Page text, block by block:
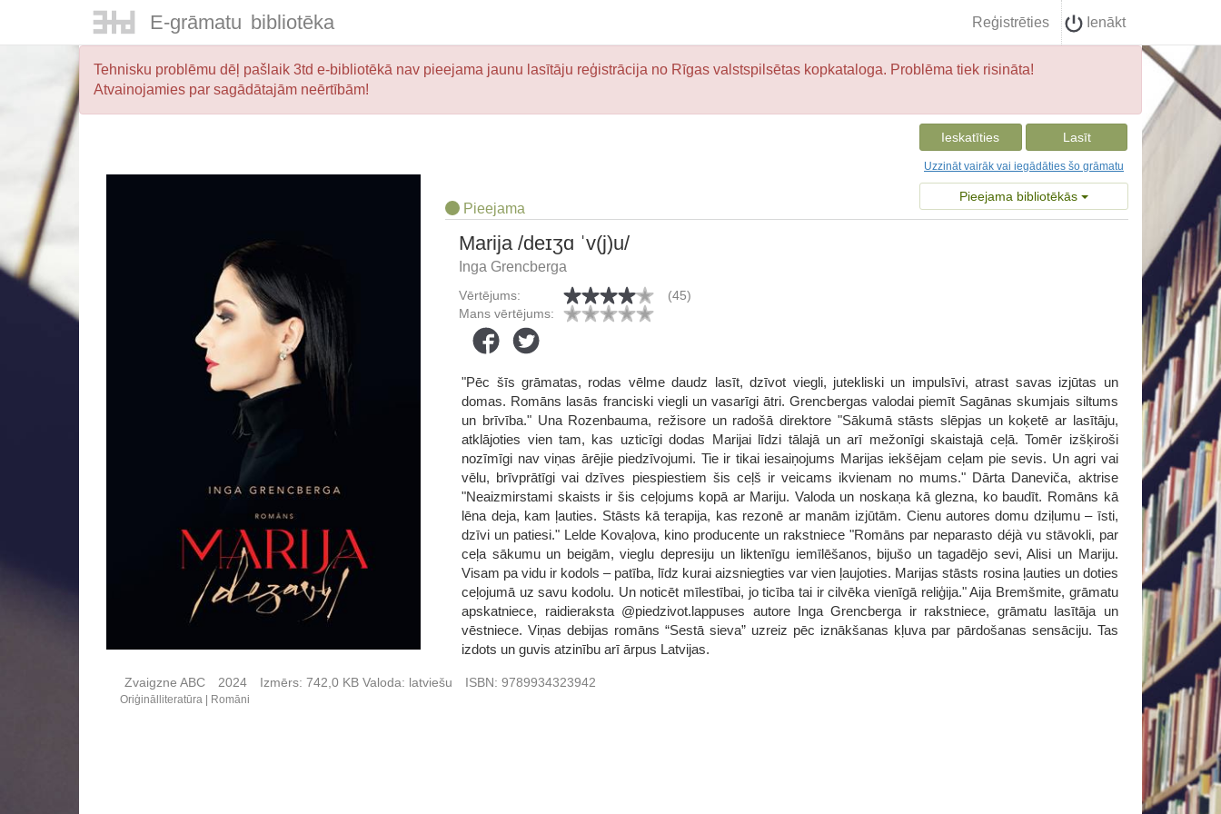
E-grāmatu bibliotēka Reģistrēties Ienākt
Tehnisku problēmu dēļ pašlaik 3td e-bibliotēkā nav pieejama jaunu lasītāju reģistrācija no Rīgas valstspilsētas kopkataloga. Problēma tiek risināta!
Atvainojamies par sagādātajām neērtībām!
Ieskatīties Lasīt
Uzzināt vairāk vai iegādāties šo grāmatu
Pieejama bibliotēkās
Pieejama
Marija /deɪʒɑ ˈv(j)u/
Inga Grencberga
Vērtējums:
(45)
Mans vērtējums:
"Pēc šīs grāmatas, rodas vēlme daudz lasīt, dzīvot viegli, jutekliski un impulsīvi, atrast savas izjūtas un
domas. Romāns lasās franciski viegli un vasarīgi ātri. Grencbergas valodai piemīt Sagānas skumjais siltums
un brīvība." Una Rozenbauma, režisore un radošā direktore "Sākumā stāsts slēpjas un koķetē ar lasītāju,
atklājoties vien tam, kas uzticīgi dodas Marijai līdzi tālajā un arī mežonīgi skaistajā ceļā. Tomēr izšķiroši
nozīmīgi nav viņas ārējie piedzīvojumi. Tie ir tikai iesaiņojums Marijas iekšējam ceļam pie sevis. Un agri vai
vēlu, brīvprātīgi vai dzīves piespiestiem šis ceļš ir veicams ikvienam no mums." Dārta Daneviča, aktrise
"Neaizmirstami skaists ir šis ceļojums kopā ar Mariju. Valoda un noskaņa kā glezna, ko baudīt. Romāns kā
lēna deja, kam ļauties. Stāsts kā terapija, kas rezonē ar manām izjūtām. Cienu autores domu dziļumu – īsti,
dzīvi un patiesi." Lelde Kovaļova, kino producente un rakstniece "Romāns par neparasto déjà vu stāvokli, par
ceļa sākumu un beigām, vieglu depresiju un liktenīgu iemīlēšanos, bijušo un tagadējo sevi, Alisi un Mariju.
Visam pa vidu ir kodols – patība, līdz kurai aizsniegties var vien ļaujoties. Marijas stāsts rosina ļauties un doties
ceļojumā uz savu kodolu. Un noticēt mīlestībai, jo ticība tai ir cilvēka vienīgā reliģija." Aija Bremšmite, grāmatu
apskatniece, raidieraksta @piedzivot.lappuses autore Inga Grencberga ir rakstniece, grāmatu lasītāja un
vēstniece. Viņas debijas romāns “Sestā sieva” uzreiz pēc iznākšanas kļuva par pārdošanas sensāciju. Tas
izdots un guvis atzinību arī ārpus Latvijas.
Zvaigzne ABC 2024 Izmērs: 742,0 KB Valoda: latviešu ISBN: 9789934323942
Oriģinālliteratūra Romāni